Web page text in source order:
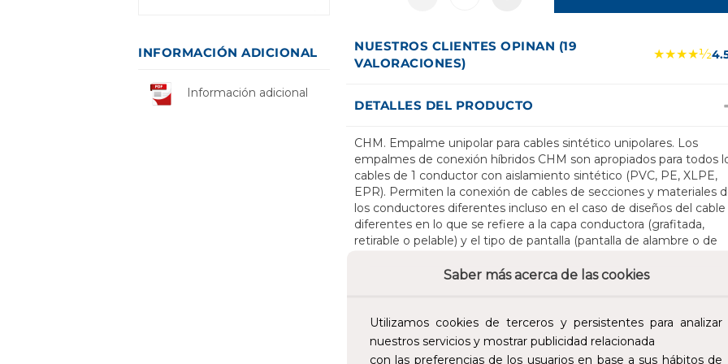
Saber más acerca de las cookies
Utilizamos cookies de terceros y persistentes para analizar
nuestros servicios y mostrar publicidad relacionada
con las preferencias de los usuarios en base a sus hábitos de
INFORMACIÓN ADICIONAL
Información adicional
NUESTROS CLIENTES OPINAN (19
VALORACIONES)
★★★★½
DETALLES DEL PRODUCTO
CHM. Empalme unipolar para cables sintético unipolares. Los
empalmes de conexión híbridos CHM son apropiados para todos
cables de 1 conductor con aislamiento sintético (PVC, PE, XLPE,
EPR). Permiten la conexión de cables de secciones y materiales
los conductores diferentes incluso en el caso de diseños del cable
diferentes en lo que se refiere a la capa conductora (grafitada,
retirable o pelable) y el tipo de pantalla (pantalla de alambre o de
para cables Um = 7,2 kV, entonces debe comprobarse el diámetro
seguro debido a los elementos de control de campo de silicona
permanentemente elásticos. Tanto para los conductores de Cu
como de AI. Para todos los cables con pantalla de alambre de